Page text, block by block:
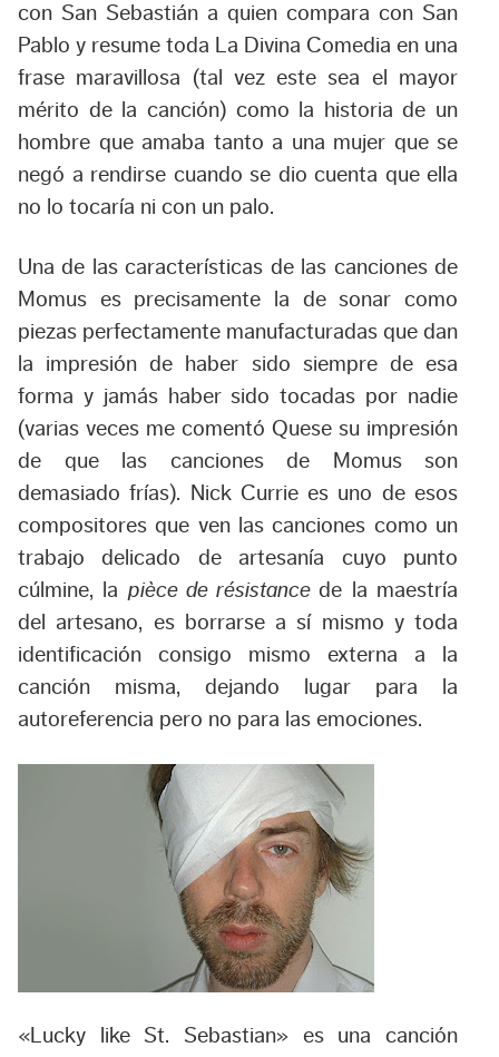
con San Sebastián a quien compara con San
Pablo y resume toda
La Divina Comedia en una
frase maravillosa (tal vez este sea el mayor
mérito de la canción) como la historia de un
hombre que amaba tanto a una mujer que se
negó a rendirse cuando se dio cuenta que ella
no lo tocaría ni con un palo.
Una de las características de las canciones de
Momus es precisamente la de sonar como
piezas perfectamente manufacturadas que dan
la impresión de haber sido siempre de esa
forma y jamás haber sido tocadas por nadie
(varias veces me comentó Quese su impresión
de que las canciones de Momus son
demasiado frías). Nick Currie es uno de esos
compositores que ven las canciones como un
trabajo delicado de artesanía cuyo punto
cúlmine, la pièce de résistancede la maestría
del artesano, es borrarse a sí mismo y toda
identificación consigo mismo externa a la
canción misma, dejando lugar para la
autoreferencia pero no para las emociones.
«Lucky like St. Sebastian» es una canción